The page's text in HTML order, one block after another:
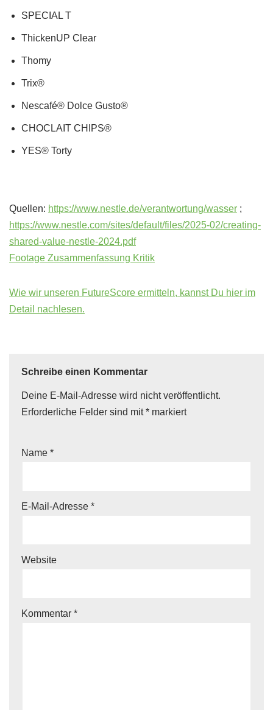
SPECIAL T
ThickenUP Clear
Thomy
Trix®
Nescafé® Dolce Gusto®
CHOCLAIT CHIPS®
YES® Torty
Quellen: https://www.nestle.de/verantwortung/wasser ;
https://www.nestle.com/sites/default/files/2025-02/creating-
shared-value-nestle-2024.pdf
Footage Zusammenfassung Kritik
Wie wir unseren FutureScore ermitteln, kannst Du hier im
Detail nachlesen.
Schreibe einen Kommentar
Deine E-Mail-Adresse wird nicht veröffentlicht.
Erforderliche Felder sind mit* markiert
Name *
E-Mail-Adresse *
Website
Kommentar *